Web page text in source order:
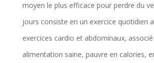
moyen le plus efficace pour perdre du
jours consiste en un exercice quotidien
exercices cardio et abdominaux,
alimentation saine, pauvre en calories,